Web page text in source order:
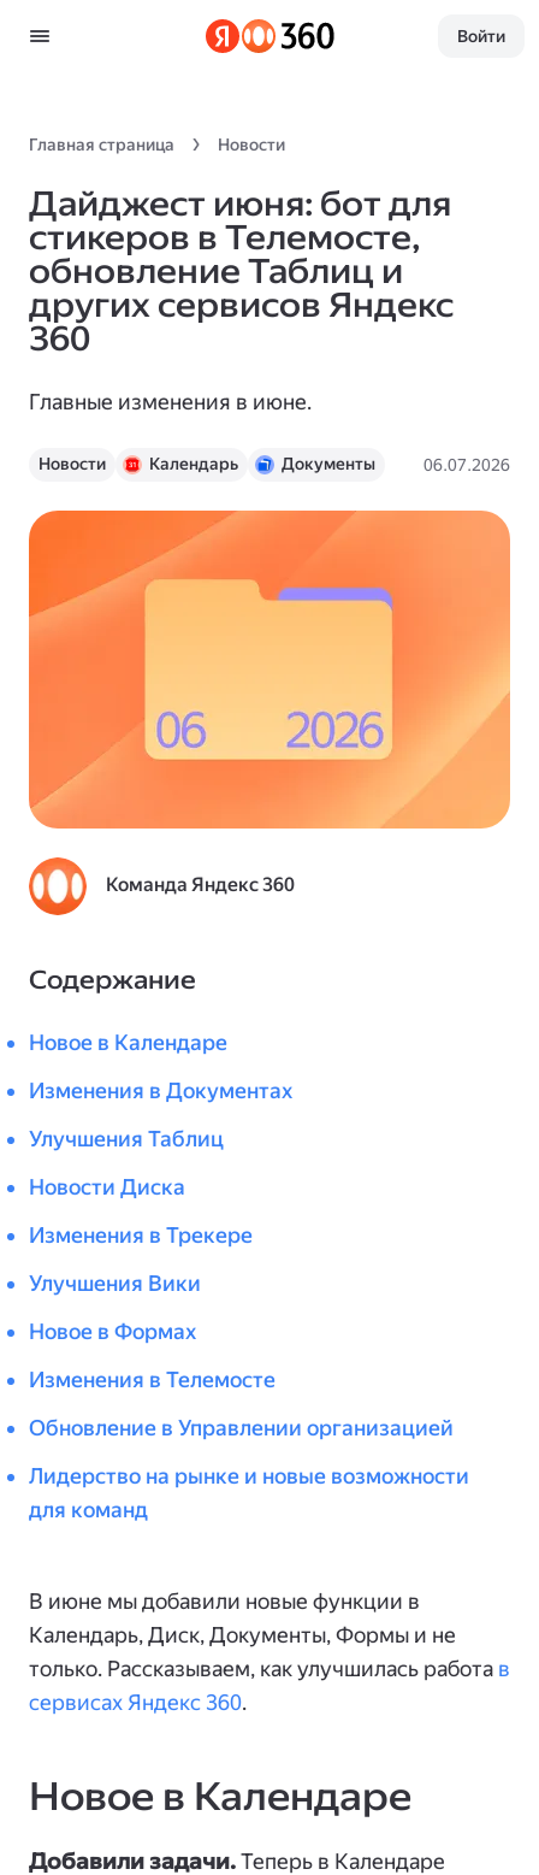
Войти
Главная страница Новости
Дайджест июня: бот для
стикеров в Телемосте,
обновление Таблиц и
других сервисов Яндекс
360
Главные изменения в июне.
Новости Календарь
Документы
06.07.2026
Команда Яндекс 360
Содержание
Новое в Календаре
Изменения в Документах
Улучшения Таблиц
Новости Диска
Изменения в Трекере
Улучшения Вики
Новое в Формах
Изменения в Телемосте
Обновление в Управлении организацией
Лидерство на рынке и новые возможности
для команд
В июне мы добавили новые функции в
Календарь, Диск, Документы, Формы и не
только. Рассказываем, как улучшилась работа в
сервисах Яндекс 360.
Новое в Календаре
Добавили задачи.Теперь в Календаре